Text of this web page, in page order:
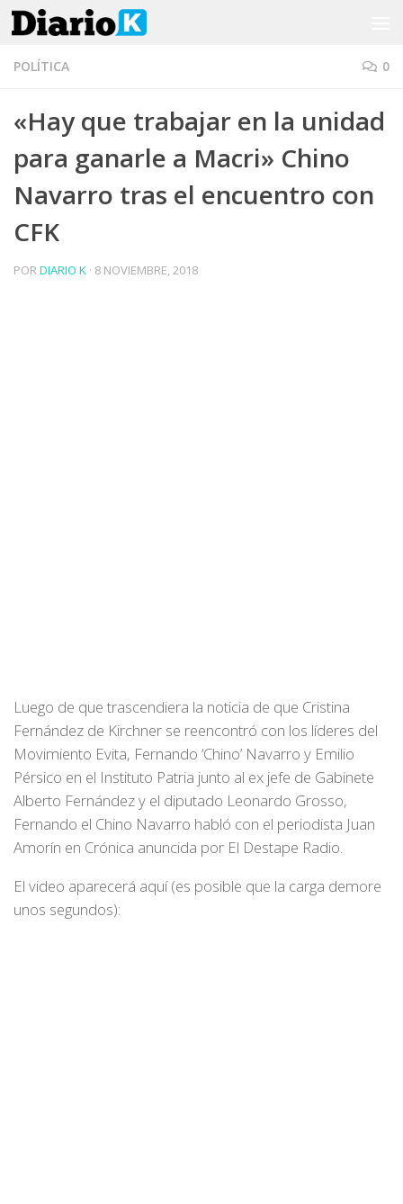
Saltar al contenido
POLÍTICA 0
«Hay que trabajar en la unidad
para ganarle a Macri» Chino
Navarro tras el encuentro con
CFK
PORDIARIO K · 8 NOVIEMBRE, 2018
Luego de que trascendiera la noticia de que Cristina
Fernández de Kirchner se reencontró con los líderes del
Movimiento Evita, Fernando ‘Chino’ Navarro y Emilio
Pérsico en el Instituto Patria junto al ex jefe de Gabinete
Alberto Fernández y el diputado Leonardo Grosso,
Fernando el Chino Navarro habló con el periodista Juan
Amorín en Crónica anuncida por El Destape Radio.
El video aparecerá aquí (es posible que la carga demore
unos segundos):